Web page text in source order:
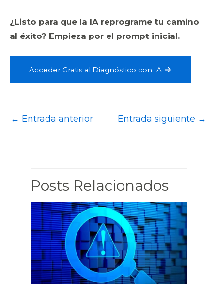
¿Listo para que la IA reprograme tu camino
al éxito? Empieza por el prompt inicial.
Acceder Gratis al Diagnóstico con IA
← Entrada anterior Entrada siguiente →
Posts Relacionados